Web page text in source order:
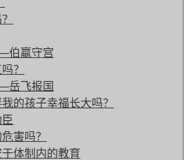
伯嬴守宫
？
岳飞报国
的孩子幸福长大吗？
害吗？
体制内的教育